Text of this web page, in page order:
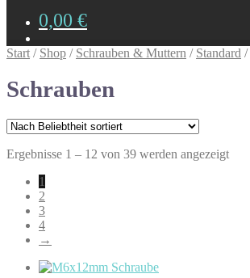
0,00 €
Start / Shop / Schrauben & Muttern / Standard /
Schrauben
Ergebnisse 1 – 12 von 39 werden angezeigtNach
1
2
3
4
→